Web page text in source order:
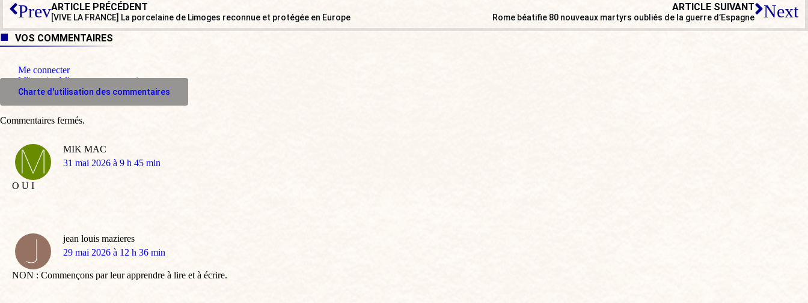
PrevARTICLE PRÉCÉDENT
[VIVE LA FRANCE] La porcelaine de Limoges reconnue et protégée en Europe
ARTICLE SUIVANT
Rome béatifie 80 nouveaux martyrs oubliés de la guerre d’Espagne Next
VOS COMMENTAIRES
Me connecter
M'inscrire à l'espace commentaire
Charte d'utilisation des commentaires
MIK MAC
dit
31 mai 2026 à 9 h 45 min
O U I
jean louis mazieres
dit
29 mai 2026 à 12 h 36 min
NON : Commençons par leur apprendre à lire et à écrire.
Commentaires fermés.